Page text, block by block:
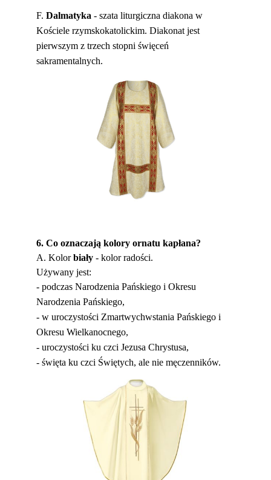
F. Dalmatyka - szata liturgiczna diakona w
Kościele rzymskokatolickim. Diakonat jest
pierwszym z trzech stopni święceń
sakramentalnych.
6. Co oznaczają kolory ornatu kapłana?
A. Kolorbiały - kolor radości.
Używany jest:
- podczas Narodzenia Pańskiego i Okresu
Narodzenia Pańskiego,
- w uroczystości Zmartwychwstania Pańskiego i
Okresu Wielkanocnego,
- uroczystości ku czci Jezusa Chrystusa,
- święta ku czci Świętych, ale nie męczenników.